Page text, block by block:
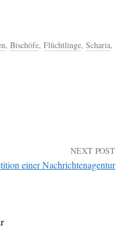
, Bischöfe, Flüchtlinge, Scharia,
NEXT POST
einer Nachrichtenagentur